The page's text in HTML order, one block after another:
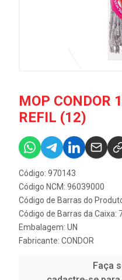
MOP CONDOR
REFIL (12)
Código: 970143
Código NCM: 96039000
Código de Barras do
Código de Barras da Caixa:
Embalagem: UN
Fabricante: CONDOR
Faça